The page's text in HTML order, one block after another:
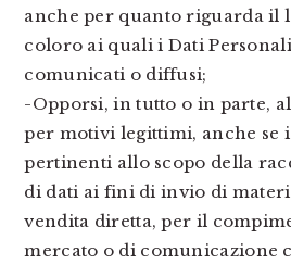
anche per quanto riguarda il
coloro ai quali i Dati
comunicati o diffusi;
-Opporsi, in tutto o in parte,
per motivi legittimi, anche se
pertinenti allo scopo della
di dati ai fini di invio di
vendita diretta, per il
mercato o di comunicazione